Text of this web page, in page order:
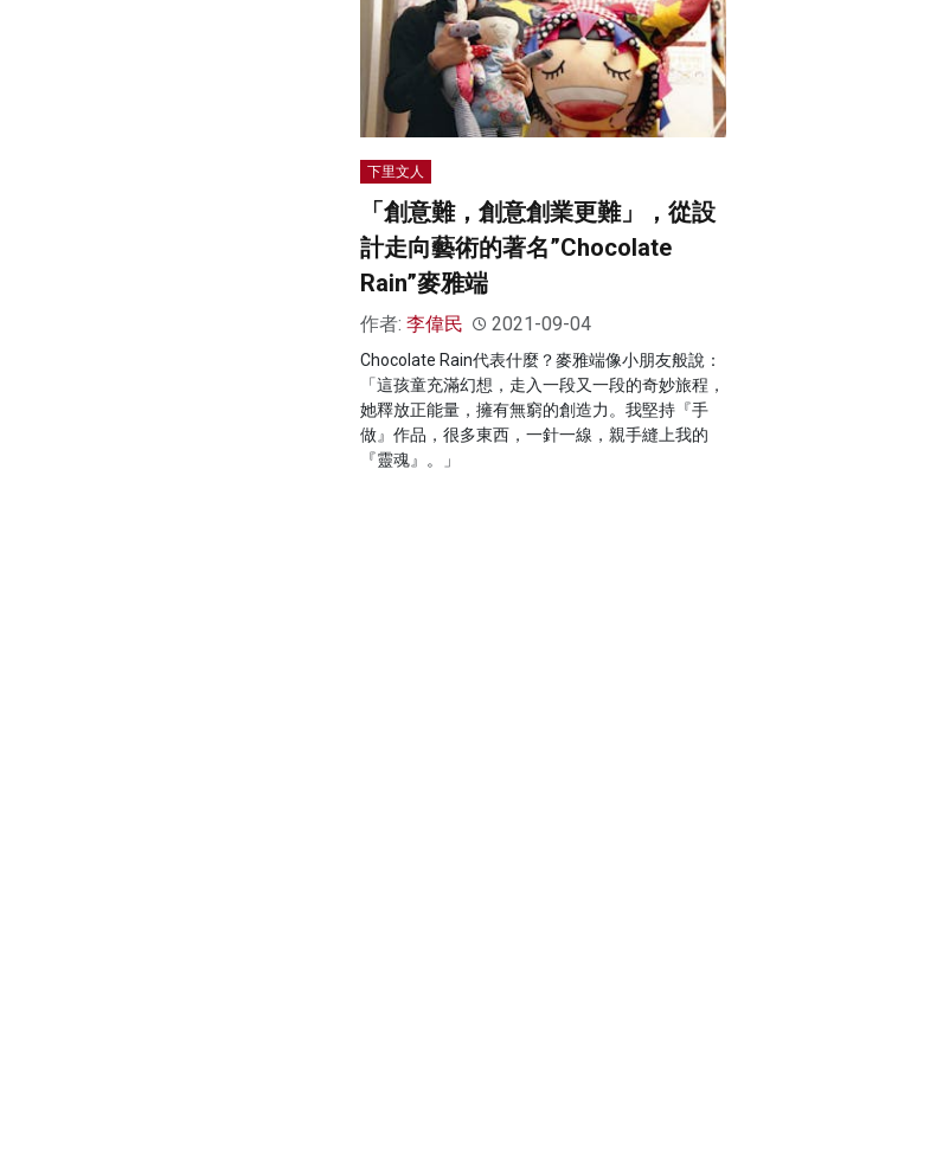
下里文人
「創意難，創意創業更難」，從設
計走向藝術的著名”Chocolate
Rain”麥雅端
作者: 李偉民 2021-09-04
Chocolate Rain代表什麼？麥雅端像小朋友般說：
「這孩童充滿幻想，走入一段又一段的奇妙旅程，
她釋放正能量，擁有無窮的創造力。我堅持『手
做』作品，很多東西，一針一線，親手縫上我的
『靈魂』。」